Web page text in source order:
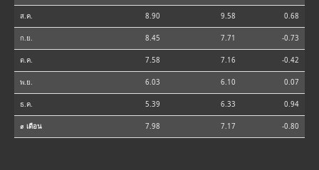
ส.ค. 8.90 9.58 0.68
ก.ย. 8.45 7.71 -0.73
ต.ค. 7.58 7.16 -0.42
พ.ย. 6.03 6.10 0.07
ธ.ค. 5.39 6.33 0.94
⌀ เดือน 7.98 7.17 -0.80